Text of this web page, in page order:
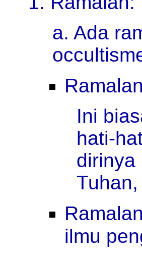
a. Ada
Ini
hati-
dirinya
ilmu